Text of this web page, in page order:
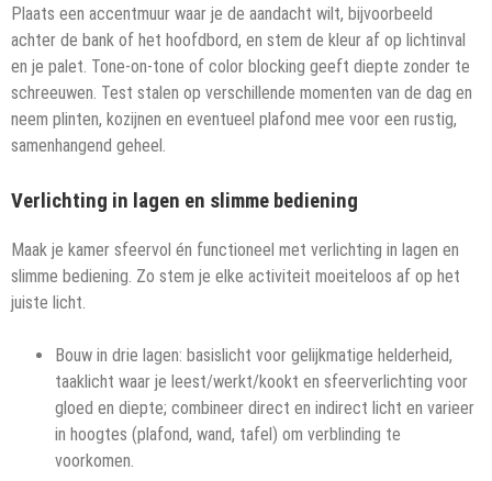
Plaats een accentmuur waar je de aandacht wilt, bijvoorbeeld
achter de bank of het hoofdbord, en stem de kleur af op lichtinval
en je palet. Tone-on-tone of color blocking geeft diepte zonder te
schreeuwen. Test stalen op verschillende momenten van de dag en
neem plinten, kozijnen en eventueel plafond mee voor een rustig,
samenhangend geheel.
Verlichting in lagen en slimme bediening
Maak je kamer sfeervol én functioneel met verlichting in lagen en
slimme bediening. Zo stem je elke activiteit moeiteloos af op het
juiste licht.
Bouw in drie lagen: basislicht voor gelijkmatige helderheid,
taaklicht waar je leest/werkt/kookt en sfeerverlichting voor
gloed en diepte; combineer direct en indirect licht en varieer
in hoogtes (plafond, wand, tafel) om verblinding te
voorkomen.